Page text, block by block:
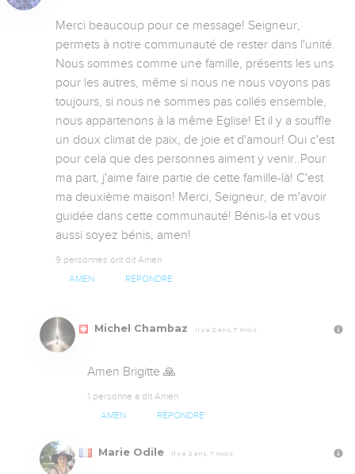
Merci beaucoup pour ce message! Seigneur,
permets à notre communauté de rester dans l'unité.
Nous sommes comme une famille, présents les uns
pour les autres, même si nous ne nous voyons pas
toujours, si nous ne sommes pas collés ensemble,
nous appartenons à la même Eglise! Et il y a souffle
un doux climat de paix, de joie et d'amour! Oui c'est
pour cela que des personnes aiment y venir..Pour
ma part, j'aime faire partie de cette famille-là! C'est
ma deuxième maison! Merci, Seigneur, de m'avoir
guidée dans cette communauté! Bénis-la et vous
aussi soyez bénis, amen!
9 personnes ont dit Amen
AMEN RÉPONDRE
Michel Chambaz Il y a 2 ans, 7 mois
Amen Brigitte 🙏
1 personne a dit Amen
AMEN RÉPONDRE
Marie Odile Il y a 2 ans, 7 mois